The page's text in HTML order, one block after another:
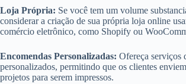
Loja Própria: Se você tem um volume
considerar a criação de sua própria loja online
comércio eletrônico, como Shopify ou
Encomendas Personalizadas: Ofereça serviços
personalizados, permitindo que os clientes
projetos para serem impressos.